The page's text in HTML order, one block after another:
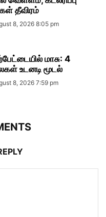
தீவிரம்
8, 2026 8:05 pm
மாசு: 4
உடனடி மூடல்
8, 2026 7:59 pm